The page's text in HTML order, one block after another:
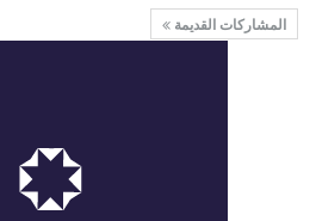
المشاركات القديمة